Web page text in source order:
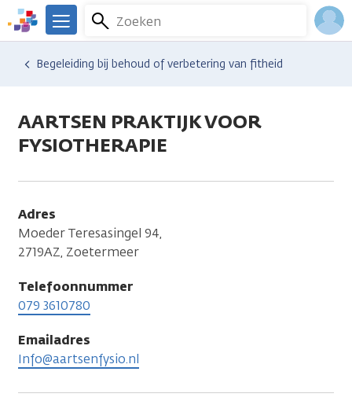
Overslaan
en
naar
We
er
Kanker.nl
Zoeken
Menu
Hulp en ondersteuning
Vind hulp bij kanker
Begeleiding bij behoud of verbetering van fitheid
AARTSEN PRAKTIJK VOOR
FYSIOTHERAPIE
Adres
Moeder Teresasingel 94,
2719AZ, Zoetermeer
Telefoonnummer
079 3610780
Emailadres
Info@aartsenfysio.nl